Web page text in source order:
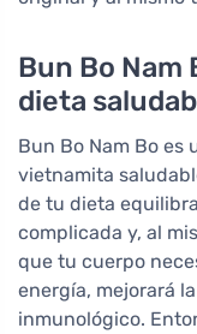
Bun Bo Nam
dieta
Bun Bo Nam Bo
vietnamita
de tu dieta
complicada y, al
que tu cuerpo
energía, mejorará
inmunológico.